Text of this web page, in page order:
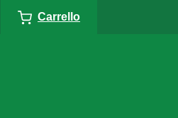
Carrello